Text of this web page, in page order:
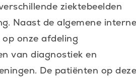
ziektebeelden
Naast de algemene interne
onze afdeling
van diagnostiek en
De patiënten op deze